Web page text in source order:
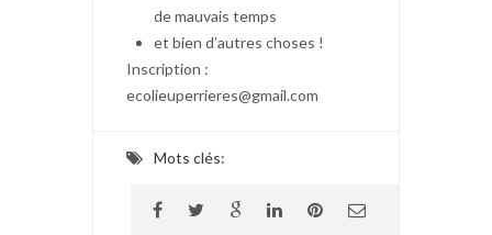
de mauvais temps
et bien d’autres choses !
Inscription :
ecolieuperrieres@gmail.com
Mots clés: